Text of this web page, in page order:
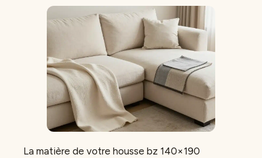
La matière de votre housse bz 140×190